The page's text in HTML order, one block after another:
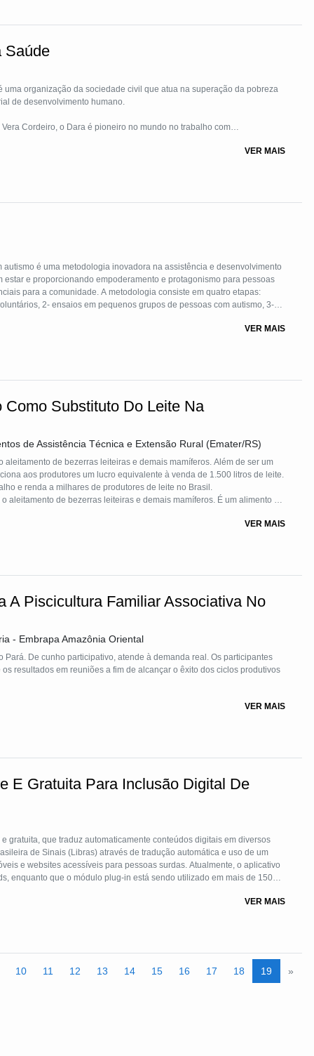
Saúde
uma organização da sociedade civil que atua na superação da pobreza
de desenvolvimento humano.
Cordeiro, o Dara é pioneiro no mundo no trabalho com
de Cuidados do Governo Federal, contribuindo para o
de uma equipe técnica especializada, voluntárias e voluntários,
VER MAIS
é uma metodologia inovadora na assistência e desenvolvimento
consiste em quatro etapas:
2- ensaios em pequenos grupos de pessoas com autismo, 3-
espaço de protagonismo para pessoas com autismo
VER MAIS
Substituto Do Leite Na
de Assistência Técnica e Extensão Rural (Emater/RS)
de bezerras leiteiras e demais mamíferos. Além de ser um
aos produtores um lucro equivalente à venda de 1.500 litros de leite.
e renda a milhares de produtores de leite no Brasil.
aleitamento de bezerras leiteiras e demais mamíferos. É um alimento de
colostro excedente, que iria para o lixo, em garrafas PETs, limpas e
da família.
alimentados e renda para usar com sua família. Num planeta em que
um alimento de grande poder nutricional, com anticorpos e
e também por seres humanos.
no Brasil, Atualmente, depois da Silagem de Colostro ter ganhado o
visibilidade e passou a ser utilizada pelos produtores gerando
Além de ser usado substituindo o leite que passa a ser
sendo aprovado no Brasil para uso na alimentação humana.
Silagem de Colostro se deveu ao reconhecimento feito pela Fundação
VER MAIS
A Piscicultura Familiar Associativa No
- Embrapa Amazônia Oriental
Pará. De cunho participativo, atende à demanda real. Os participantes
resultados em reuniões a fim de alcançar o êxito dos ciclos produtivos
VER MAIS
E Gratuita Para Inclusão Digital De
gratuita, que traduz automaticamente conteúdos digitais em diversos
de Sinais (Libras) através de tradução automática e uso de um
e websites acessíveis para pessoas surdas. Atualmente, o aplicativo
enquanto que o módulo plug-in está sendo utilizado em mais de 1500
VER MAIS
10 11 12 13 14 15 16 17 18 19 »